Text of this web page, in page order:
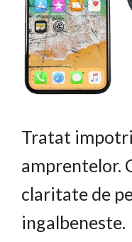
Tratat
amprentelor.
claritate de
ingalbeneste.